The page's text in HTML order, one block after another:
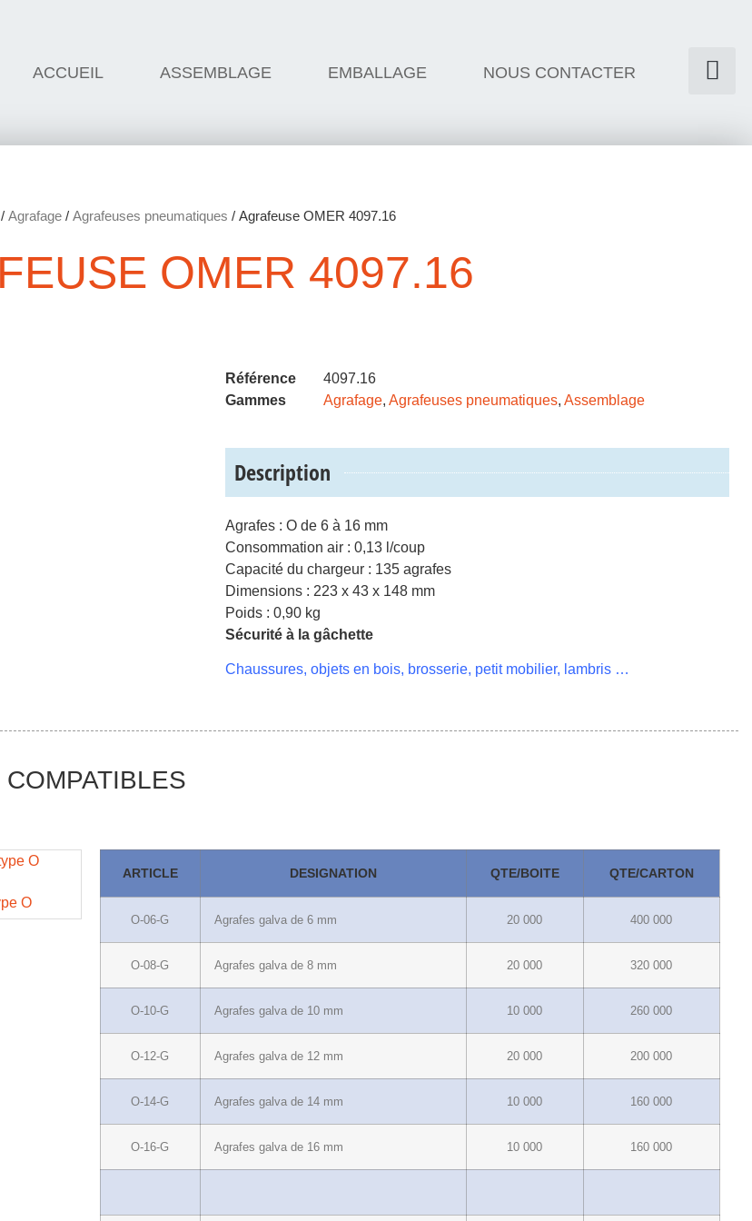
ACCUEIL ASSEMBLAGE EMBALLAGE NOUS CONTACTER
/ Agrafage / Agrafeuses pneumatiques / Agrafeuse OMER 4097.16
OMER 4097.16
Référence
4097.16
Gammes
Agrafage,Agrafeuses pneumatiques,Assemblage
Description
Agrafes : O de 6 à 16 mm
Consommation air : 0,13 l/coup
Capacité du chargeur : 135 agrafes
Dimensions : 223 x 43 x 148 mm
Poids : 0,90 kg
Sécurité à la gâchette
Chaussures, objets en bois, brosserie, petit mobilier, lambris …
O
ARTICLE DESIGNATION QTE/BOITE QTE/CARTON
O-06-G Agrafes galva de 6 mm 20 000 400 000
O-08-G Agrafes galva de 8 mm 20 000 320 000
O-10-G Agrafes galva de 10 mm 10 000 260 000
O-12-G Agrafes galva de 12 mm 20 000 200 000
O-14-G Agrafes galva de 14 mm 10 000 160 000
O-16-G Agrafes galva de 16 mm 10 000 160 000